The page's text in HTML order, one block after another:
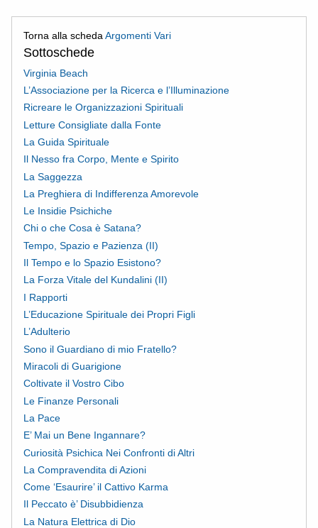
Torna alla scheda Argomenti Vari
Sottoschede
Virginia Beach
L’Associazione per la Ricerca e l’Illuminazione
Ricreare le Organizzazioni Spirituali
Letture Consigliate dalla Fonte
La Guida Spirituale
Il Nesso fra Corpo, Mente e Spirito
La Saggezza
La Preghiera di Indifferenza Amorevole
Le Insidie Psichiche
Chi o che Cosa è Satana?
Tempo, Spazio e Pazienza (II)
Il Tempo e lo Spazio Esistono?
La Forza Vitale del Kundalini (II)
I Rapporti
L’Educazione Spirituale dei Propri Figli
L’Adulterio
Sono il Guardiano di mio Fratello?
Miracoli di Guarigione
Coltivate il Vostro Cibo
Le Finanze Personali
La Pace
E’ Mai un Bene Ingannare?
Curiosità Psichica Nei Confronti di Altri
La Compravendita di Azioni
Come ‘Esaurire’ il Cattivo Karma
Il Peccato è’ Disubbidienza
La Natura Elettrica di Dio